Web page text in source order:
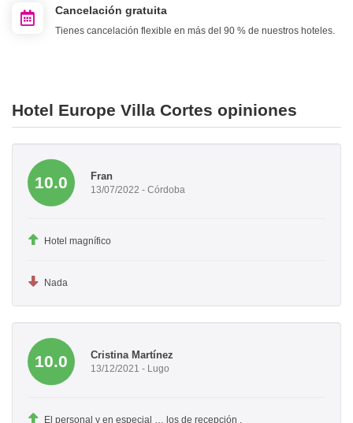
Cancelación gratuita
Tienes cancelación flexible en más del 90 % de nuestros hoteles.
Hotel Europe Villa Cortes opiniones
10.0 Fran
13/07/2022 - Córdoba
Hotel magnífico
Nada
10.0 Cristina Martínez
13/12/2021 - Lugo
El personal y en especial … los de recepción .